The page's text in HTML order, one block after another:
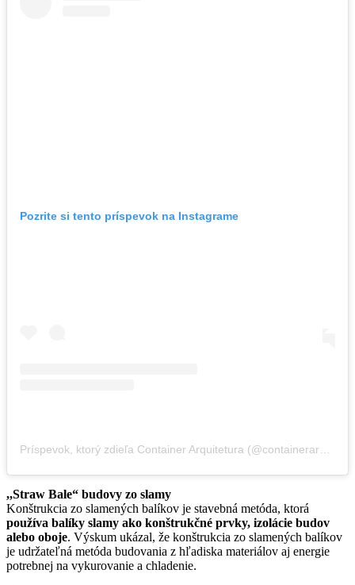
Pozrite si tento príspevok na Instagrame
Príspevok, ktorý zdieľa Container Arquitetura (@containerarquitetura)
,,Straw Bale“ budovy zo slamy
Konštrukcia zo slamených balíkov je stavebná metóda, ktorá
používa balíky slamy ako konštrukčné prvky, izolácie budov
alebo oboje. Výskum ukázal, že konštrukcia zo slamených balíkov
je udržateľná metóda budovania z hľadiska materiálov aj energie
potrebnej na vykurovanie a chladenie.